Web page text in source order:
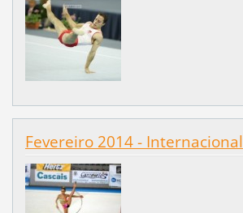
Fevereiro 2014 - Internacional